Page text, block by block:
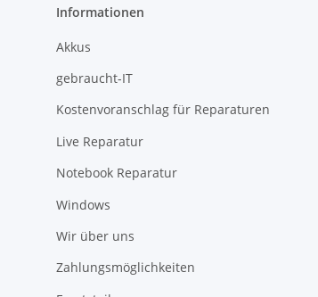
Informationen
Akkus
gebraucht-IT
Kostenvoranschlag für Reparaturen
Live Reparatur
Notebook Reparatur
Windows
Wir über uns
Zahlungsmöglichkeiten